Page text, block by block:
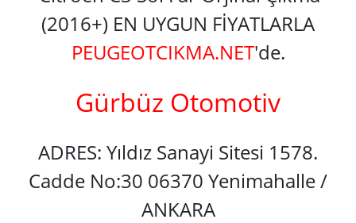
(2016+) EN UYGUN FİYATLARLA
PEUGEOTCIKMA.NET'de.
Gürbüz Otomotiv
ADRES: Yıldız Sanayi Sitesi 1578.
Cadde No:30 06370 Yenimahalle /
ANKARA